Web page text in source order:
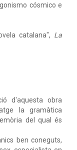
cósmico e
catalana", La
d'aquesta obra
la gramàtica
del qual és
ben coneguts,